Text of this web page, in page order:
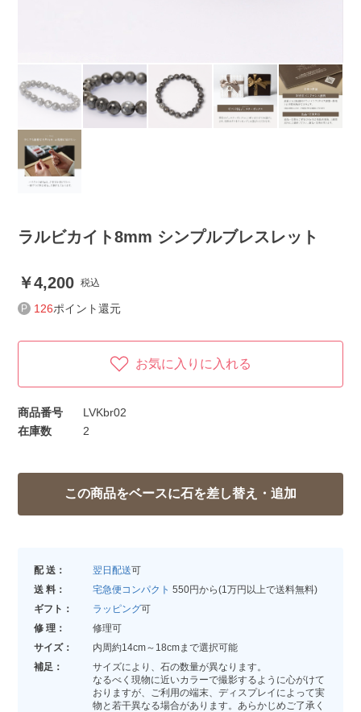
ラルビカイト8mm シンプルブレスレット
4,200 税込
126ポイント還元
お気に入りに入れる
商品番号
LVKbr02
在庫数
2
配 送： 翌日配送可
送 料：
宅急便コンパクト 550円から(1万円以上で送料無料)
ギフト：
ラッピング可
修 理：
修理可
サイズ：
内周約14cm～18cmまで選択可能
補足：
サイズにより、石の数量が異なります。
なるべく現物に近いカラーで撮影するように心がけて
おりますが、ご利用の端末、ディスプレイによって実
物と若干異なる場合があります。あらかじめご了承く